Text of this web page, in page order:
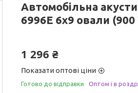
Автомобільна
6996E 6x9 овали (900
1 296 ₴
Показати оптові ціни
Готово до відправки Оптом і в